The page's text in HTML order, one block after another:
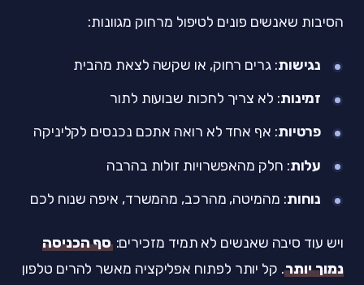
הסיבות שאנשים פונים לטיפול מרחוק מגוונות:
נגישות: גרים רחוק, או שקשה לצאת מהבית
זמינות: לא צריך לחכות שבועות לתור
פרטיות: אף אחד לא רואה אתכם נכנסים לקליניקה
עלות: חלק מהאפשרויות זולות בהרבה
נוחות: מהמיטה, מהרכב, מהמשרד, איפה שנוח לכם
ויש עוד סיבה שאנשים לא תמיד מזכירים:סף הכניסה
נמוך יותר. קל יותר לפתוח אפליקציה מאשר להרים טלפון